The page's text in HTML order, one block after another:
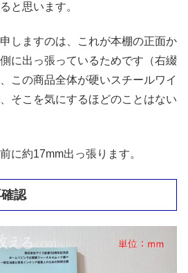
と思います。
しますのは、これが本棚の正面か
に出っ張っているためです（右綴
この商品全体が硬いスチールワイ
そこを気にするほどのことはない
に約17mm出っ張ります。
認